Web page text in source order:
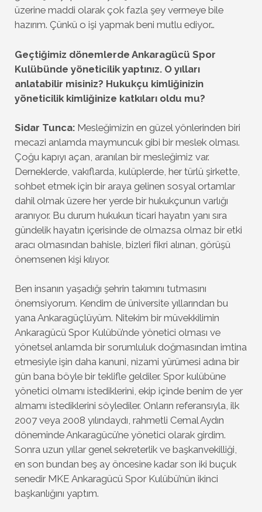
üzerine maddi olarak çok fazla şey vermeye bile
hazırım. Çünkü o işi yapmak beni mutlu ediyor…
Geçtiğimiz dönemlerde Ankaragücü Spor
Kulübünde yöneticilik yaptınız. O yılları
anlatabilir misiniz? Hukukçu kimliğinizin
yöneticilik kimliğinize katkıları oldu mu?
Sidar Tunca:Mesleğimizin en güzel yönlerinden biri
mecazi anlamda maymuncuk gibi bir meslek olması.
Çoğu kapıyı açan, aranılan bir mesleğimiz var.
Derneklerde, vakıflarda, kulüplerde, her türlü şirkette,
sohbet etmek için bir araya gelinen sosyal ortamlar
dahil olmak üzere her yerde bir hukukçunun varlığı
aranıyor. Bu durum hukukun ticari hayatın yanı sıra
gündelik hayatın içerisinde de olmazsa olmaz bir etki
aracı olmasından bahisle, bizleri fikri alınan, görüşü
önemsenen kişi kılıyor.
Ben insanın yaşadığı şehrin takımını tutmasını
önemsiyorum. Kendim de üniversite yıllarından bu
yana Ankaragüçlüyüm. Nitekim bir müvekkilimin
Ankaragücü Spor Kulübü’nde yönetici olması ve
yönetsel anlamda bir sorumluluk doğmasından imtina
etmesiyle işin daha kanuni, nizami yürümesi adına bir
gün bana böyle bir teklifle geldiler. Spor kulübüne
yönetici olmamı istediklerini, ekip içinde benim de yer
almamı istediklerini söylediler. Onların referansıyla, ilk
2007 veya 2008 yılındaydı, rahmetli Cemal Aydın
döneminde Ankaragücü’ne yönetici olarak girdim.
Sonra uzun yıllar genel sekreterlik ve başkanvekilliği,
en son bundan beş ay öncesine kadar son iki buçuk
senedir MKE Ankaragücü Spor Kulübü’nün ikinci
başkanlığını yaptım.